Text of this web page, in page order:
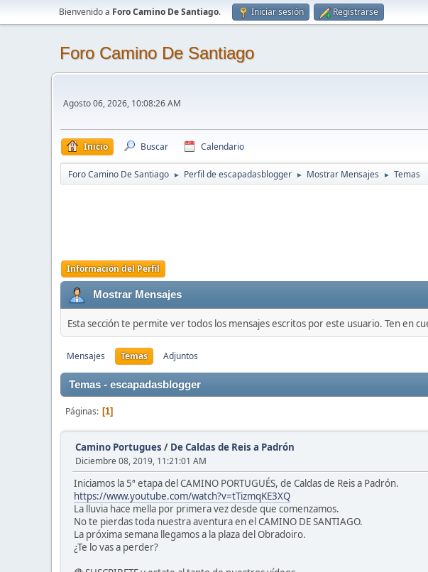
Bienvenido a Foro Camino De Santiago. Iniciar sesión Registrarse
Foro Camino De Santiago
Agosto 06, 2026, 10:08:26 AM
Inicio Buscar Calendario
Foro Camino De Santiago ► Perfil de escapadasblogger ► Mostrar Mensajes ► Temas
Información del Perfil
Mostrar Mensajes
Esta sección te permite ver todos los mensajes escritos por este usuario. Ten en
Mensajes Temas Adjuntos
Temas - escapadasblogger
Páginas 1
Camino Portugues / De Caldas de Reis a Padrón
Diciembre 08, 2019, 11:21:01 AM
Iniciamos la 5ª etapa del CAMINO PORTUGUÉS, de Caldas de Reis a Padrón.
https://www.youtube.com/watch?v=tTizmqKE3XQ
La lluvia hace mella por primera vez desde que comenzamos.
No te pierdas toda nuestra aventura en el CAMINO DE SANTIAGO.
La próxima semana llegamos a la plaza del Obradoiro.
¿Te lo vas a perder?